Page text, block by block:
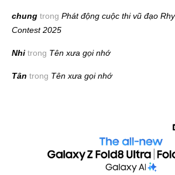
chung trong Phát động cuộc thi vũ đạo
Contest 2025
Nhi trong Tên xưa gọi nhớ
Tân trong Tên xưa gọi nhớ